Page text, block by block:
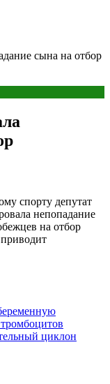
сына на отбор
спорту депутат
непопадание
на отбор
циклон